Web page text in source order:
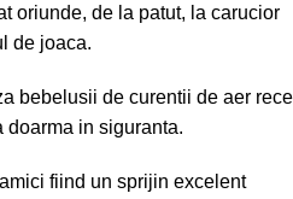
oriunde, de la patut, la carucior
de joaca.
bebelusii de curentii de aer rece
doarma in siguranta.
fiind un sprijin excelent